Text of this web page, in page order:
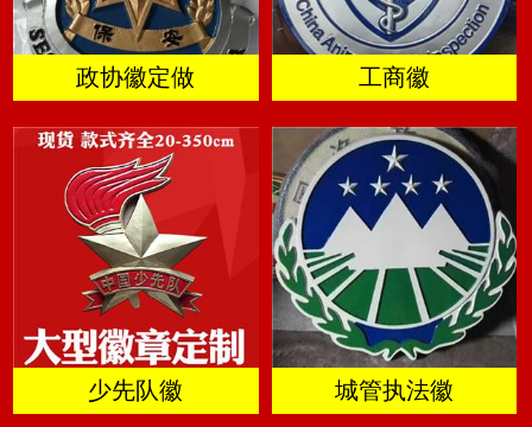
政协徽定做 工商徽
少先队徽 城管执法徽